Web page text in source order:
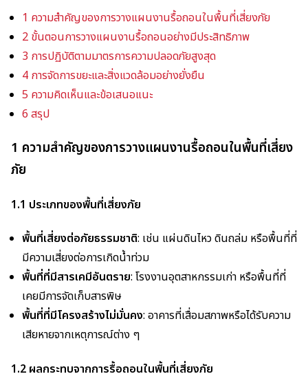
1 ความสำคัญของการวางแผนงานรื้อถอนในพื้นที่เสี่ยงภัย
2 ขั้นตอนการวางแผนงานรื้อถอนอย่างมีประสิทธิภาพ
3 การปฏิบัติตามมาตรการความปลอดภัยสูงสุด
4 การจัดการขยะและสิ่งแวดล้อมอย่างยั่งยืน
5 ความคิดเห็นและข้อเสนอแนะ
6 สรุป
1 ความสำคัญของการวางแผนงานรื้อถอนในพื้นที่เสี่ยง
ภัย
1.1 ประเภทของพื้นที่เสี่ยงภัย
พื้นที่เสี่ยงต่อภัยธรรมชาติ: เช่น แผ่นดินไหว ดินถล่ม หรือพื้นที่ที่
มีความเสี่ยงต่อการเกิดน้ำท่วม
พื้นที่ที่มีสารเคมีอันตราย: โรงงานอุตสาหกรรมเก่า หรือพื้นที่ที่
เคยมีการจัดเก็บสารพิษ
พื้นที่ที่มีโครงสร้างไม่มั่นคง: อาคารที่เสื่อมสภาพหรือได้รับความ
เสียหายจากเหตุการณ์ต่าง ๆ
1.2 ผลกระทบจากการรื้อถอนในพื้นที่เสี่ยงภัย